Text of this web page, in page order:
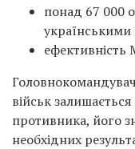
понад 67 000
ефективність
військ
противника, його
необхідних